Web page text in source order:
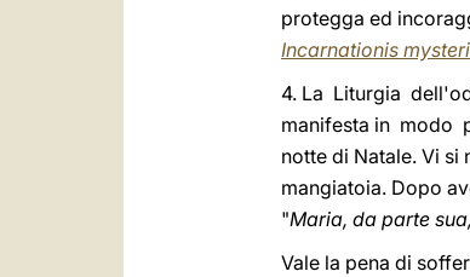
protegga ed
Incarnationis
4. La Liturgia
manifesta in modo
notte di Natale. Vi si
mangiatoia. Dopo
"Maria, da parte
Vale la pena di